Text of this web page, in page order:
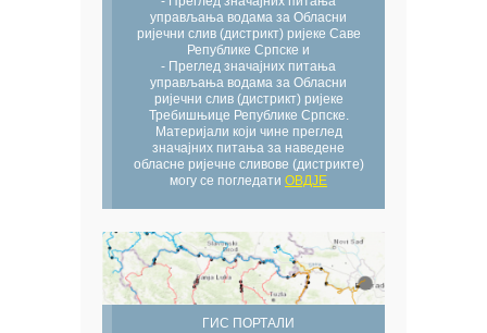
управљања водама за Обласни
ријечни слив (дистрикт) ријеке Саве
Републике Српске и
- Преглед значајних питања
управљања водама за Обласни
ријечни слив (дистрикт) ријеке
Требишњице Републике Српске.
Материјали који чине преглед
значајних питања за наведене
обласне ријечне сливове (дистрикте)
могу се погледати ОВДЈЕ
ГИС ПОРТАЛИ